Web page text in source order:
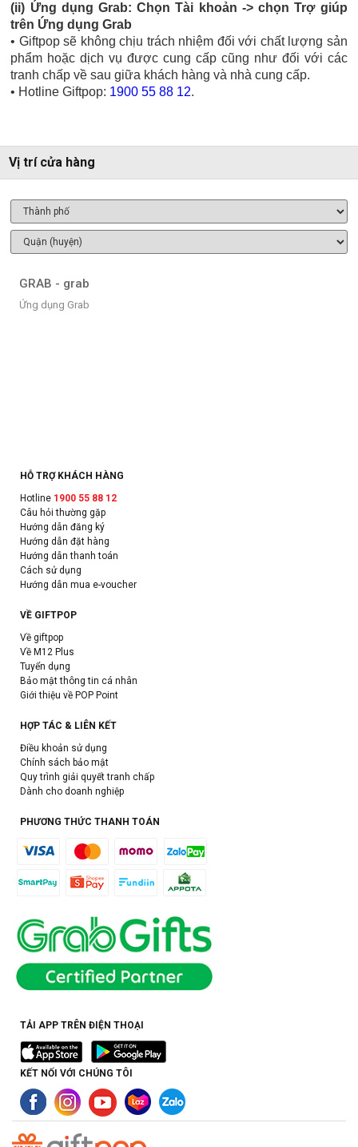
(ii) Ứng dụng Grab: Chọn Tài khoản -> chọn Trợ giúp
trên Ứng dụng Grab
• Giftpop sẽ không chịu trách nhiệm đối với chất lượng sản
phẩm hoặc dịch vụ được cung cấp cũng như đối với các
tranh chấp về sau giữa khách hàng và nhà cung cấp.
• Hotline Giftpop: 1900 55 88 12.
Vị trí cửa hàng
GRAB - grab
Ứng dụng Grab
HỖ TRỢ KHÁCH HÀNG
Hotline 1900 55 88 12
Câu hỏi thường gặp
Hướng dẫn đăng ký
Hướng dẫn đặt hàng
Hướng dẫn thanh toán
Cách sử dụng
Hướng dẫn mua e-voucher
VỀ GIFTPOP
Về giftpop
Về M12 Plus
Tuyển dụng
Bảo mật thông tin cá nhân
Giới thiệu về POP Point
HỢP TÁC & LIÊN KẾT
Điều khoản sử dụng
Chính sách bảo mật
Quy trình giải quyết tranh chấp
Dành cho doanh nghiệp
PHƯƠNG THỨC THANH TOÁN
TẢI APP TRÊN ĐIỆN THOẠI
KẾT NỐI VỚI CHÚNG TÔI